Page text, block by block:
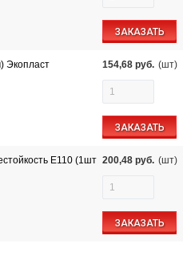
ЗАКАЗАТЬ
Экопласт
154,68 руб. (шт)
ЗАКАЗАТЬ
E110 (1шт 200,48 руб. (шт)
ЗАКАЗАТЬ